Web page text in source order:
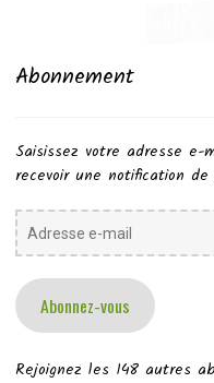
Abonnement
Saisissez votre adresse
recevoir une notification
Adresse
e-
Abonnez-vous
Rejoignez les 148 autres